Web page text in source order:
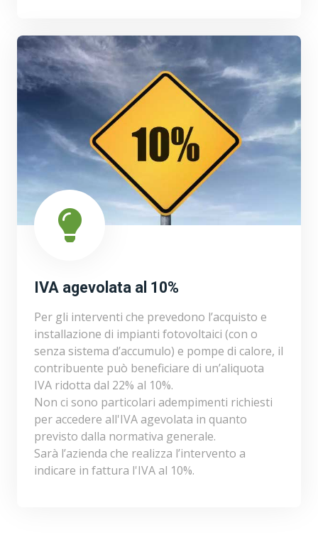
IVA agevolata al 10%
Per gli interventi che prevedono l’acquisto e
installazione di impianti fotovoltaici (con o
senza sistema d’accumulo) e pompe di calore, il
contribuente può beneficiare di un’aliquota
IVA ridotta dal 22% al 10%.
Non ci sono particolari adempimenti richiesti
per accedere all'IVA agevolata in quanto
previsto dalla normativa generale.
Sarà l’azienda che realizza l’intervento a
indicare in fattura l'IVA al 10%.